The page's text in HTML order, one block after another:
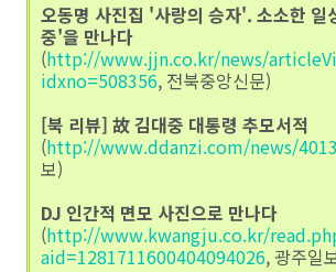
오동명 사진집 '사랑의 승자'. 소소한 일
중'을 만나다
(http://www.jjn.co.kr/news/
idxno=508356, 전북중앙신문)
[북 리뷰] 故 김대중 대통령 추모서적
(http://www.ddanzi.com/news/
보)
DJ 인간적 면모 사진으로 만나다
(http://www.kwangju.co.kr/
aid=1281711600404094026, 광주일